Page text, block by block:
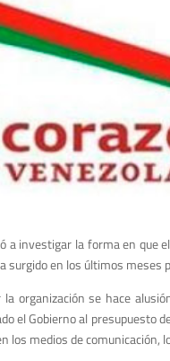
a investigar la forma en que
surgido en los últimos meses
organización se hace
el Gobierno al
los medios de comunicación,